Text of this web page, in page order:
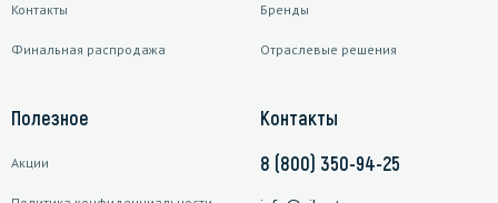
Контакты
Финальная распродажа
Бренды
Отраслевые решения
Полезное
Акции
Контакты
8 (800) 350-94-25